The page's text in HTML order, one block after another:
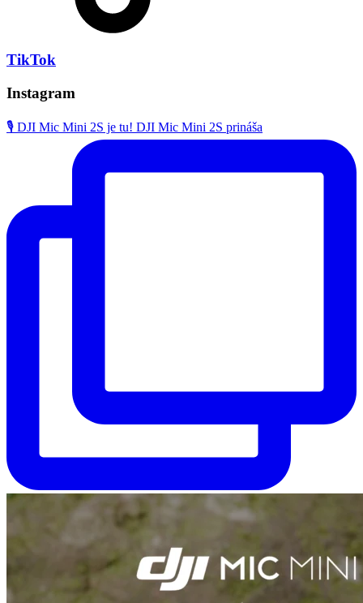
TikTok
Instagram
🎙️ DJI Mic Mini 2S je tu! DJI Mic Mini 2S prináša